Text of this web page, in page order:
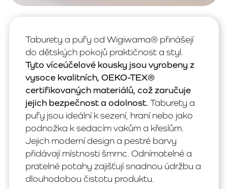
Taburety a pufy od Wigiwama® přinášejí
do dětských pokojů praktičnost a styl.
Tyto víceúčelové kousky jsou vyrobeny z
vysoce kvalitních, OEKO-TEX®
certifikovaných materiálů, což zaručuje
jejich bezpečnost a odolnost. Taburety a
pufy jsou ideální k sezení, hraní nebo jako
podnožka k sedacím vakům a křeslům.
Jejich moderní design a pestré barvy
přidávají místnosti šmrnc. Odnímatelné a
pratelné potahy zajišťují snadnou údržbu a
dlouhodobou čistotu produktu.